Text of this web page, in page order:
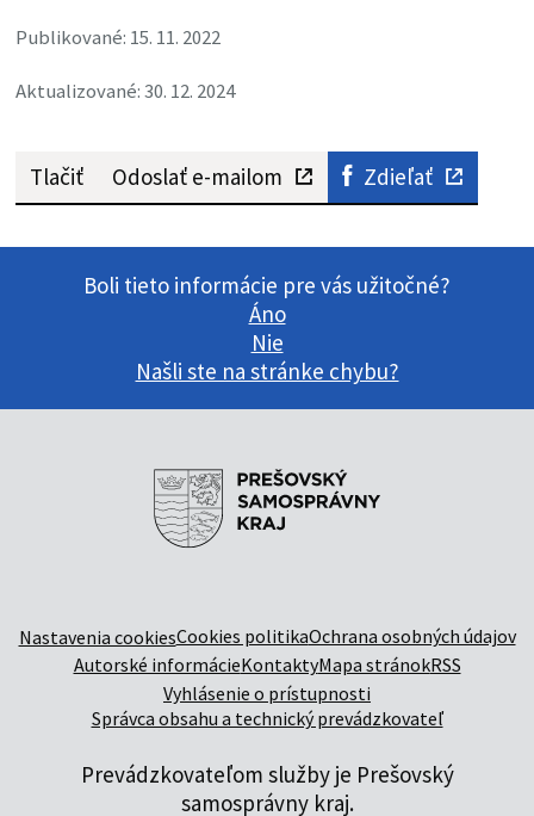
Publikované: 15. 11. 2022
Aktualizované: 30. 12. 2024
Tlačiť Odoslať e-mailom Zdieľať
Boli tieto informácie pre vás užitočné?
Áno
Nie
Našli ste na stránke chybu?
Nastavenia cookiesCookies politikaOchrana osobných údajov
Autorské informácieKontaktyMapa stránokRSS
Vyhlásenie o prístupnosti
Správca obsahu a technický prevádzkovateľ
Prevádzkovateľom služby je Prešovský
samosprávny kraj.